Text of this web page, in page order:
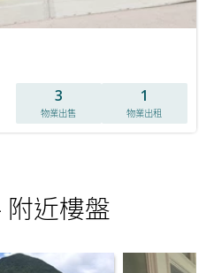
3
物業出售
1
物業出租
附近樓盤